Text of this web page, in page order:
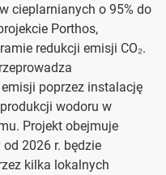
cieplarnianych o 95% do
Porthos,
redukcji emisji CO₂.
emisji poprzez instalację
wodoru w
Projekt obejmuje
2026 r. będzie
kilka lokalnych